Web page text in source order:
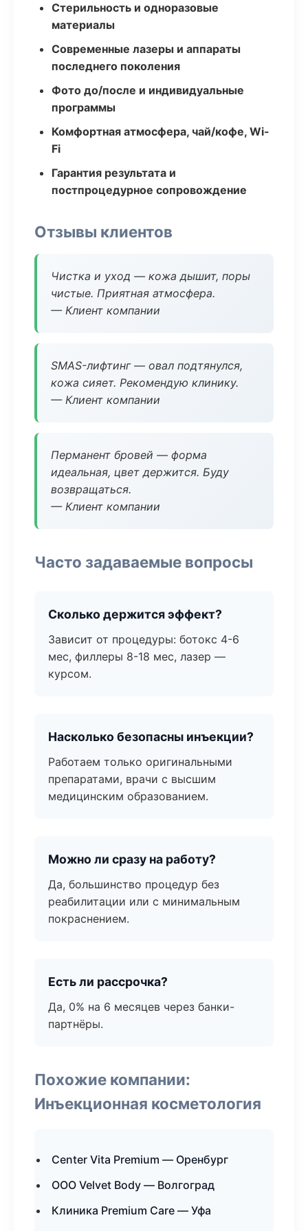
Стерильность и одноразовые
материалы
Современные лазеры и аппараты
последнего поколения
Фото до/после и индивидуальные
программы
Комфортная атмосфера, чай/кофе, Wi-
Fi
Гарантия результата и
постпроцедурное сопровождение
Отзывы клиентов
Чистка и уход — кожа дышит, поры
чистые. Приятная атмосфера.
— Клиент компании
SMAS-лифтинг — овал подтянулся,
кожа сияет. Рекомендую клинику.
— Клиент компании
Перманент бровей — форма
идеальная, цвет держится. Буду
возвращаться.
— Клиент компании
Часто задаваемые вопросы
Сколько держится эффект?
Зависит от процедуры: ботокс 4-6
мес, филлеры 8-18 мес, лазер —
курсом.
Насколько безопасны инъекции?
Работаем только оригинальными
препаратами, врачи с высшим
медицинским образованием.
Можно ли сразу на работу?
Да, большинство процедур без
реабилитации или с минимальным
покраснением.
Есть ли рассрочка?
Да, 0% на 6 месяцев через банки-
партнёры.
Похожие компании:
Инъекционная косметология
Center Vita Premium — Оренбург
ООО Velvet Body — Волгоград
Клиника Premium Care — Уфа